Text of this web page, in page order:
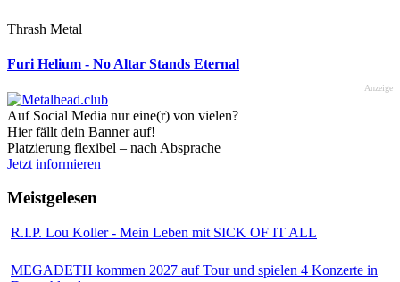
Thrash Metal
Furi Helium - No Altar Stands Eternal
Anzeige
Auf Social Media nur eine(r) von vielen?
Hier fällt dein Banner auf!
Platzierung flexibel – nach Absprache
Jetzt informieren
Meistgelesen
R.I.P. Lou Koller - Mein Leben mit SICK OF IT ALL
MEGADETH kommen 2027 auf Tour und spielen 4 Konzerte in